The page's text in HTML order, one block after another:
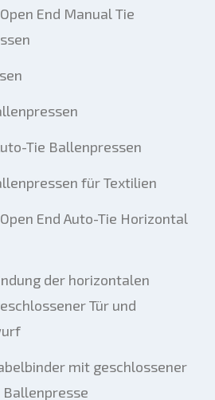
End Manual Tie
Tie Ballenpressen
für Textilien
End Auto-Tie Horizontal
der horizontalen
Tür und
mit geschlossener